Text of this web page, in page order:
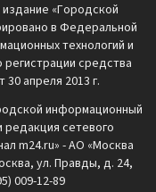
«Городской
в Федеральной
технологий и
средства
апреля 2013 г.
информационный
редакция сетевого
m24.ru» - АО «Москва
ул. Правды, д. 24,
009-12-89